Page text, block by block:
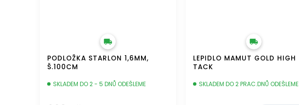
PODLOŽKA STARLON 1,6MM,
Š.100CM
SKLADEM DO 2 - 5 DNŮ ODEŠLEME
LEPIDLO MAMUT GOLD HIGH
TACK
SKLADEM DO 2 PRAC.DNŮ ODEŠLEME